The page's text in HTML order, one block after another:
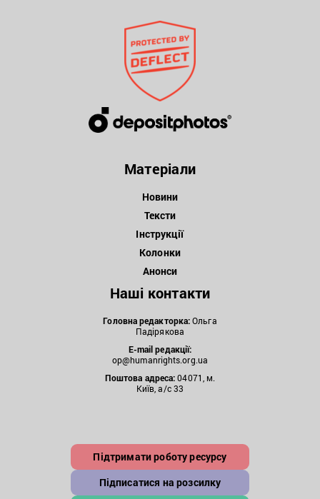
Матеріали
Новини
Тексти
Інструкції
Колонки
Анонси
Наші контакти
Головна редакторка:Ольга
Падірякова
E-mail редакції:
op@humanrights.org.ua
Поштова адреса:04071, м.
Київ, а/с 33
Підтримати роботу ресурсу
Підписатися на розсилку